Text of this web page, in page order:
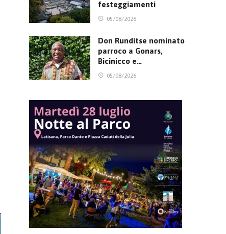
festeggiamenti
05/08/2026
Don Runditse nominato
parroco a Gonars,
Bicinicco e…
05/08/2026